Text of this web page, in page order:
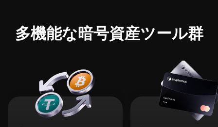
多機能な暗号資産ツール群